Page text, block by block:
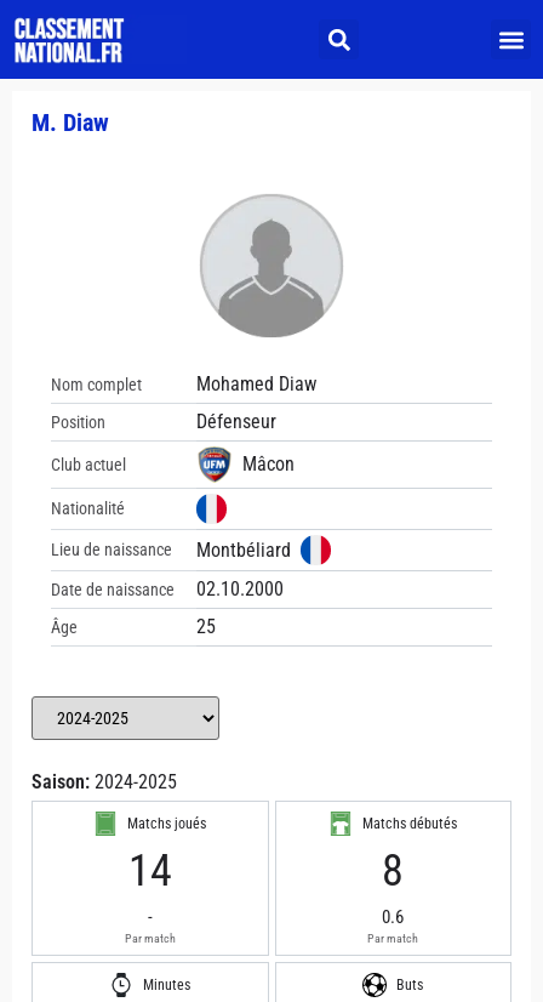
M. Diaw
Nom complet Mohamed Diaw
Position Défenseur
Club actuel Mâcon
Nationalité
Lieu de naissance Montbéliard
Date de naissance 02.10.2000
Âge 25
Saison: 2024-2025
Matchs joués
14
-
Par match
Matchs débutés
8
0.6
Par match
Minutes Buts